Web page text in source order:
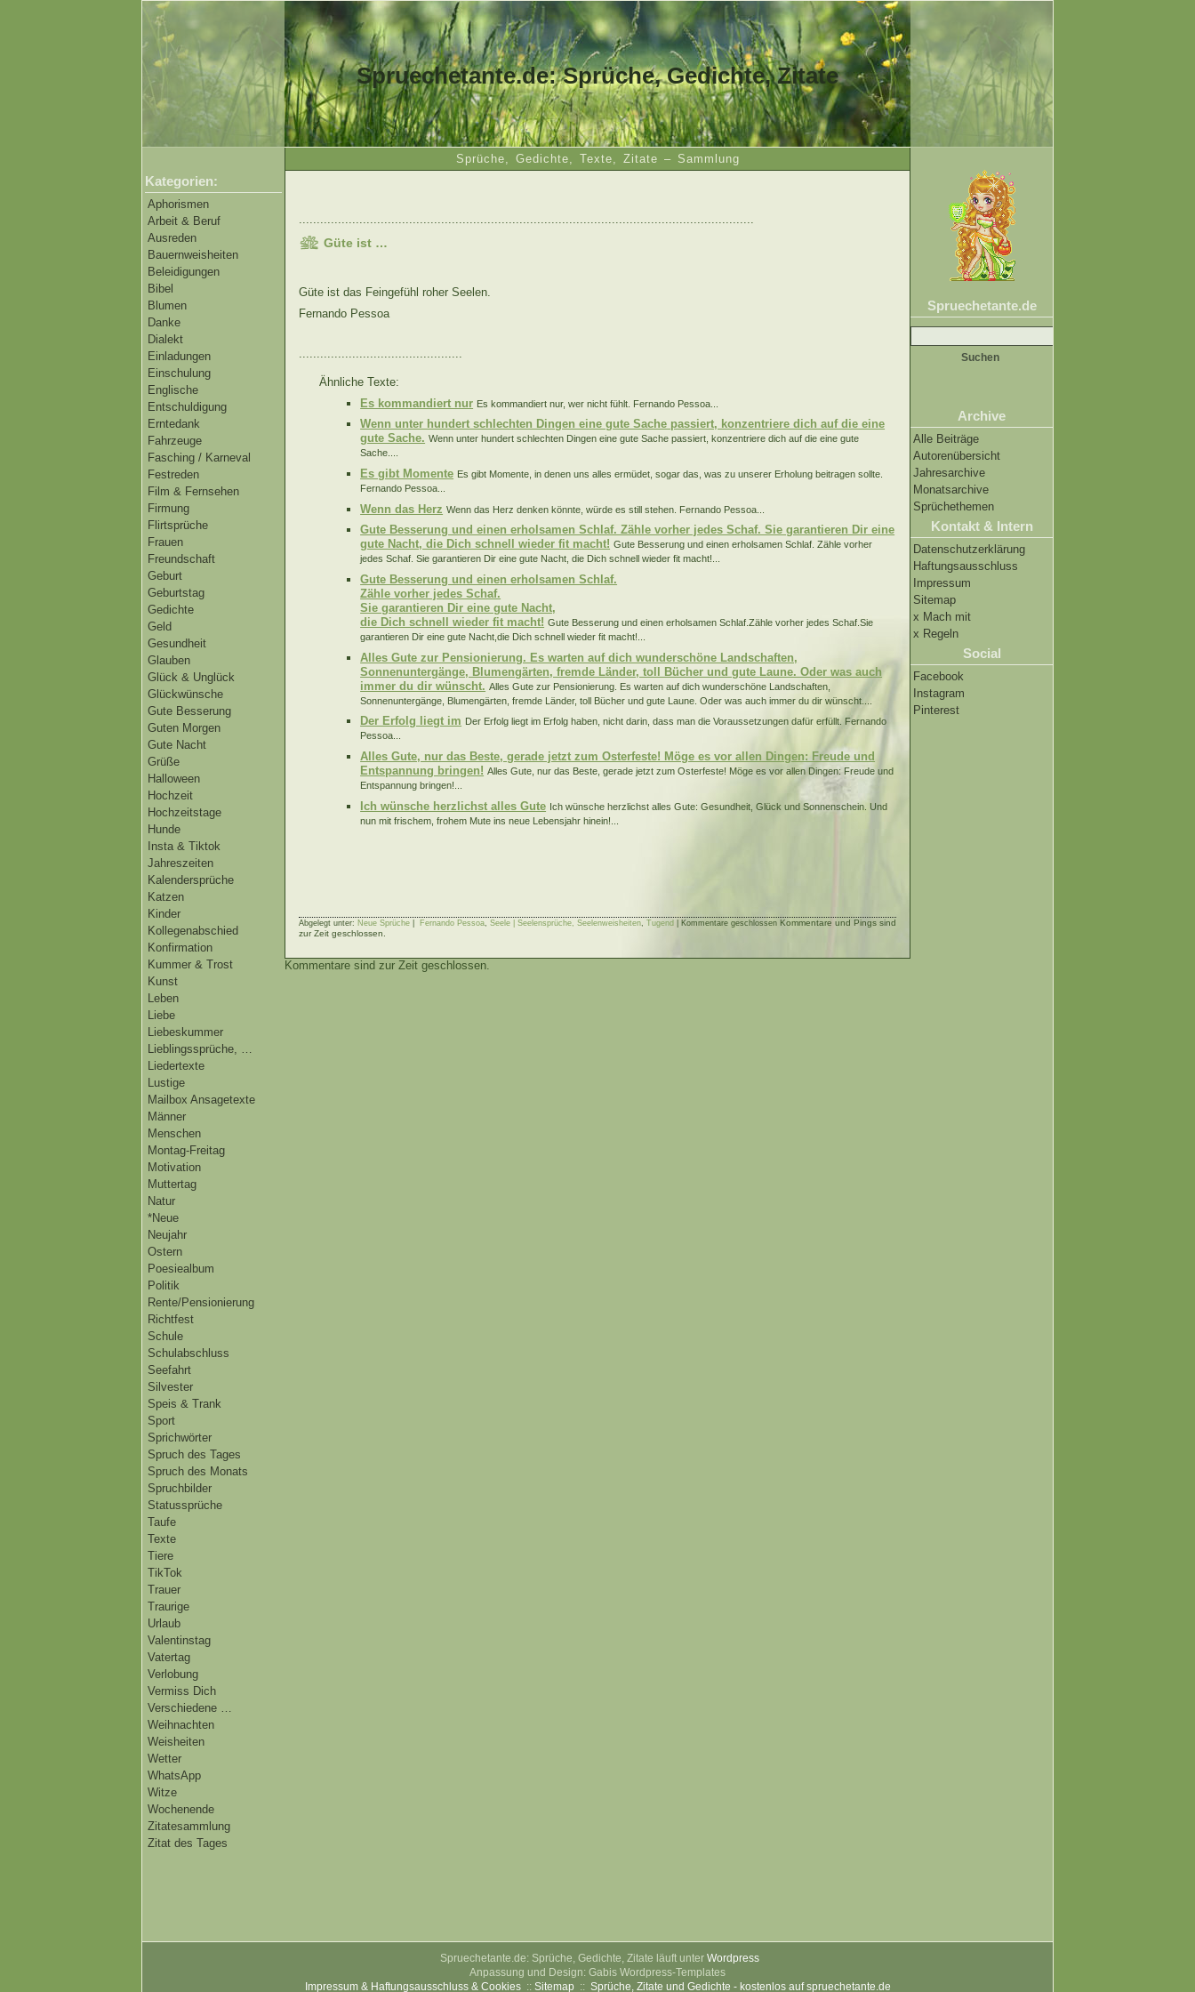
Spruechetante.de: Sprüche, Gedichte, Zitate
Sprüche, Gedichte, Texte, Zitate – Sammlung
Kategorien:
Aphorismen
Arbeit & Beruf
Ausreden
Bauernweisheiten
Beleidigungen
Bibel
Blumen
Danke
Dialekt
Einladungen
Einschulung
Englische
Entschuldigung
Erntedank
Fahrzeuge
Fasching / Karneval
Festreden
Film & Fernsehen
Firmung
Flirtsprüche
Frauen
Freundschaft
Geburt
Geburtstag
Gedichte
Geld
Gesundheit
Glauben
Glück & Unglück
Glückwünsche
Gute Besserung
Guten Morgen
Gute Nacht
Grüße
Halloween
Hochzeit
Hochzeitstage
Hunde
Insta & Tiktok
Jahreszeiten
Kalendersprüche
Katzen
Kinder
Kollegenabschied
Konfirmation
Kummer & Trost
Kunst
Leben
Liebe
Liebeskummer
Lieblingssprüche, …
Liedertexte
Lustige
Mailbox Ansagetexte
Männer
Menschen
Montag-Freitag
Motivation
Muttertag
Natur
*Neue
Neujahr
Ostern
Poesiealbum
Politik
Rente/Pensionierung
Richtfest
Schule
Schulabschluss
Seefahrt
Silvester
Speis & Trank
Sport
Sprichwörter
Spruch des Tages
Spruch des Monats
Spruchbilder
Statussprüche
Taufe
Texte
Tiere
TikTok
Trauer
Traurige
Urlaub
Valentinstag
Vatertag
Verlobung
Vermiss Dich
Verschiedene …
Weihnachten
Weisheiten
Wetter
WhatsApp
Witze
Wochenende
Zitatesammlung
Zitat des Tages
Spruechetante.de
Suche
nach:
Archive
Alle Beiträge
Autorenübersicht
Jahresarchive
Monatsarchive
Sprüchethemen
Kontakt & Intern
Datenschutzerklärung
Haftungsausschluss
Impressum
Sitemap
x Mach mit
x Regeln
Social
Facebook
Instagram
Pinterest
................................................................................................................................
Güte ist …
Güte ist das Feingefühl roher Seelen.
Fernando Pessoa
Ähnliche Texte:
Es kommandiert nur Es kommandiert nur, wer nicht fühlt. Fernando Pessoa...
Wenn unter hundert schlechten Dingen eine gute Sache passiert, konzentriere dich auf die eine
gute Sache. Wenn unter hundert schlechten Dingen eine gute Sache passiert, konzentriere dich auf die eine gute
Sache....
Es gibt Momente Es gibt Momente, in denen uns alles ermüdet, sogar das, was zu unserer Erholung beitragen sollte.
Fernando Pessoa...
Wenn das Herz Wenn das Herz denken könnte, würde es still stehen. Fernando Pessoa...
Gute Besserung und einen erholsamen Schlaf. Zähle vorher jedes Schaf. Sie garantieren Dir eine
gute Nacht, die Dich schnell wieder fit macht! Gute Besserung und einen erholsamen Schlaf. Zähle vorher
jedes Schaf. Sie garantieren Dir eine gute Nacht, die Dich schnell wieder fit macht!...
Gute Besserung und einen erholsamen Schlaf.
Zähle vorher jedes Schaf.
Sie garantieren Dir eine gute Nacht,
die Dich schnell wieder fit macht! Gute Besserung und einen erholsamen Schlaf.Zähle vorher jedes Schaf.Sie
garantieren Dir eine gute Nacht,die Dich schnell wieder fit macht!...
Alles Gute zur Pensionierung. Es warten auf dich wunderschöne Landschaften,
Sonnenuntergänge, Blumengärten, fremde Länder, toll Bücher und gute Laune. Oder was auch
immer du dir wünscht. Alles Gute zur Pensionierung. Es warten auf dich wunderschöne Landschaften,
Sonnenuntergänge, Blumengärten, fremde Länder, toll Bücher und gute Laune. Oder was auch immer du dir wünscht....
Der Erfolg liegt im Der Erfolg liegt im Erfolg haben, nicht darin, dass man die Voraussetzungen dafür erfüllt. Fernando
Pessoa...
Alles Gute, nur das Beste, gerade jetzt zum Osterfeste! Möge es vor allen Dingen: Freude und
Entspannung bringen! Alles Gute, nur das Beste, gerade jetzt zum Osterfeste! Möge es vor allen Dingen: Freude und
Entspannung bringen!...
Ich wünsche herzlichst alles Gute Ich wünsche herzlichst alles Gute: Gesundheit, Glück und Sonnenschein. Und
nun mit frischem, frohem Mute ins neue Lebensjahr hinein!...
Abgelegt unter: Neue Sprüche Fernando Pessoa, Seele | Seelensprüche, Seelenweisheiten, Tugend Kommentare geschlossen Kommentare und Pings sind
zur Zeit geschlossen.
Kommentare sind zur Zeit geschlossen.
Spruechetante.de: Sprüche, Gedichte, Zitate läuft unter Wordpress
Anpassung und Design: Gabis Wordpress-Templates
Impressum & Haftungsausschluss & Cookies:: Sitemap :: Sprüche, Zitate und Gedichte - kostenlos auf spruechetante.de